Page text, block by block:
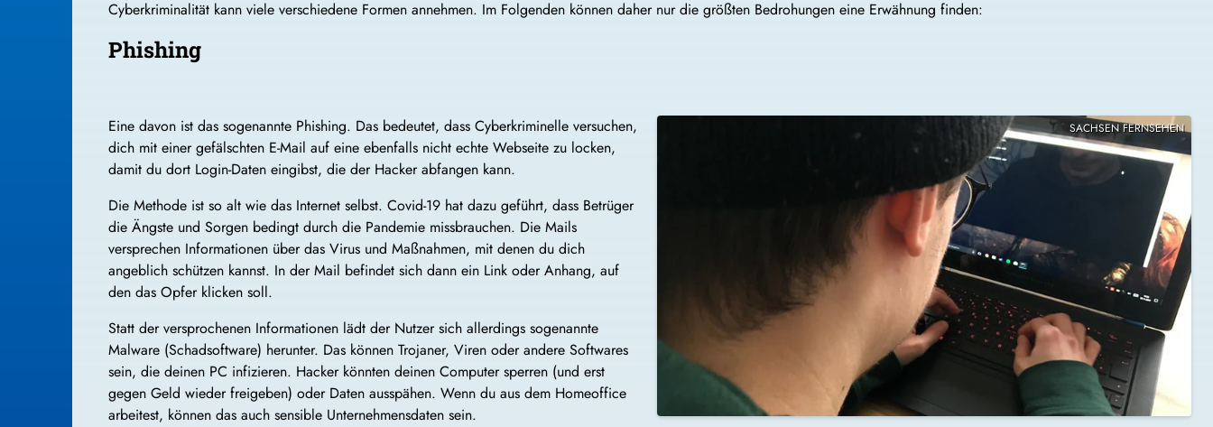
Cyberkriminalität kann viele verschiedene Formen annehmen. Im Folgenden können daher nur die größten Bedrohungen eine Erwähnung finden:
Phishing
Eine davon ist das sogenannte Phishing. Das bedeutet, dass Cyberkriminelle versuchen,
dich mit einer gefälschten E-Mail auf eine ebenfalls nicht echte Webseite zu locken,
damit du dort Login-Daten eingibst, die der Hacker abfangen kann.
Die Methode ist so alt wie das Internet selbst. Covid-19 hat dazu geführt, dass Betrüger
die Ängste und Sorgen bedingt durch die Pandemie missbrauchen. Die Mails
versprechen Informationen über das Virus und Maßnahmen, mit denen du dich
angeblich schützen kannst. In der Mail befindet sich dann ein Link oder Anhang, auf
den das Opfer klicken soll.
Statt der versprochenen Informationen lädt der Nutzer sich allerdings sogenannte
Malware (Schadsoftware) herunter. Das können Trojaner, Viren oder andere Softwares
sein, die deinen PC infizieren. Hacker könnten deinen Computer sperren (und erst
gegen Geld wieder freigeben) oder Daten ausspähen. Wenn du aus dem Homeoffice
arbeitest, können das auch sensible Unternehmensdaten sein.
SACHSEN FERNSEHEN